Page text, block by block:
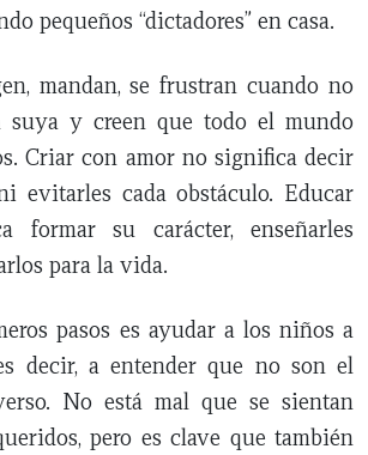
pequeños “dictadores” en casa.
mandan, se frustran cuando no
suya y creen que todo el mundo
Criar con amor no significa decir
evitarles cada obstáculo. Educar
formar su carácter, enseñarles
para la vida.
pasos es ayudar a los niños a
es decir, a entender que no son el
No está mal que se sientan
pero es clave que también